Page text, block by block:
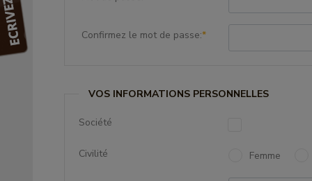
Confirmez le mot de passe:*
VOS INFORMATIONS PERSONNELLES
Société
Civilité Femme